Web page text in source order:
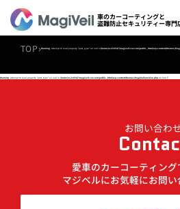
車のカーコーティングと
盗難防止セキュリティー専門
TOP›Warning: Attempt to read property "post_type" on null in/home/xs216547/magiveil-car.com/public_html/wp-content/themes/
Warning: Attempt to read property "post_type" on null in /home/xs216547/magiveil-car.com/public_html/wp-content/themes/MagiVell/archive.php on line 7
お問い合わ
愛車のカーコーティン
マジベルにお気軽にお問